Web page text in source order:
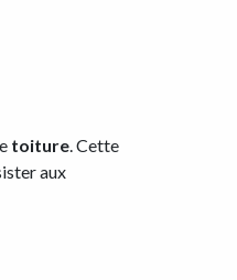
toiture. Cette
aux